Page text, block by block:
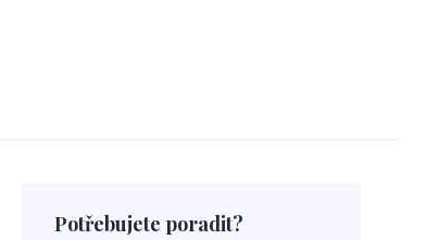
Potřebujete poradit?